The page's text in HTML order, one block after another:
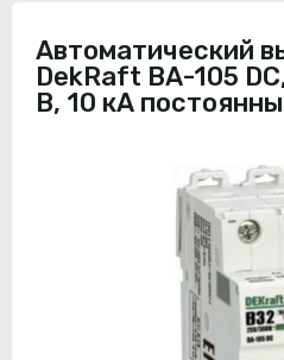
Автоматический
DekRaft ВА-105
В, 10 кА